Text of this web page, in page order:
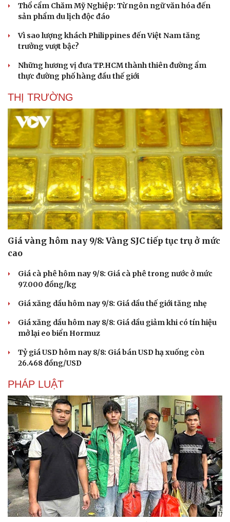
Thổ cẩm Chăm Mỹ Nghiệp: Từ ngôn ngữ văn hóa đến
sản phẩm du lịch độc đáo
Vì sao lượng khách Philippines đến Việt Nam tăng
trưởng vượt bậc?
Những hương vị đưa TP.HCM thành thiên đường ẩm
thực đường phố hàng đầu thế giới
THỊ TRƯỜNG
Giá vàng hôm nay 9/8: Vàng SJC tiếp tục trụ ở mức
cao
Giá cà phê hôm nay 9/8: Giá cà phê trong nước ở mức
97.000 đồng/kg
Giá xăng dầu hôm nay 9/8: Giá dầu thế giới tăng nhẹ
Giá xăng dầu hôm nay 8/8: Giá dầu giảm khi có tín hiệu
mở lại eo biển Hormuz
Tỷ giá USD hôm nay 8/8: Giá bán USD hạ xuống còn
26.468 đồng/USD
PHÁP LUẬT